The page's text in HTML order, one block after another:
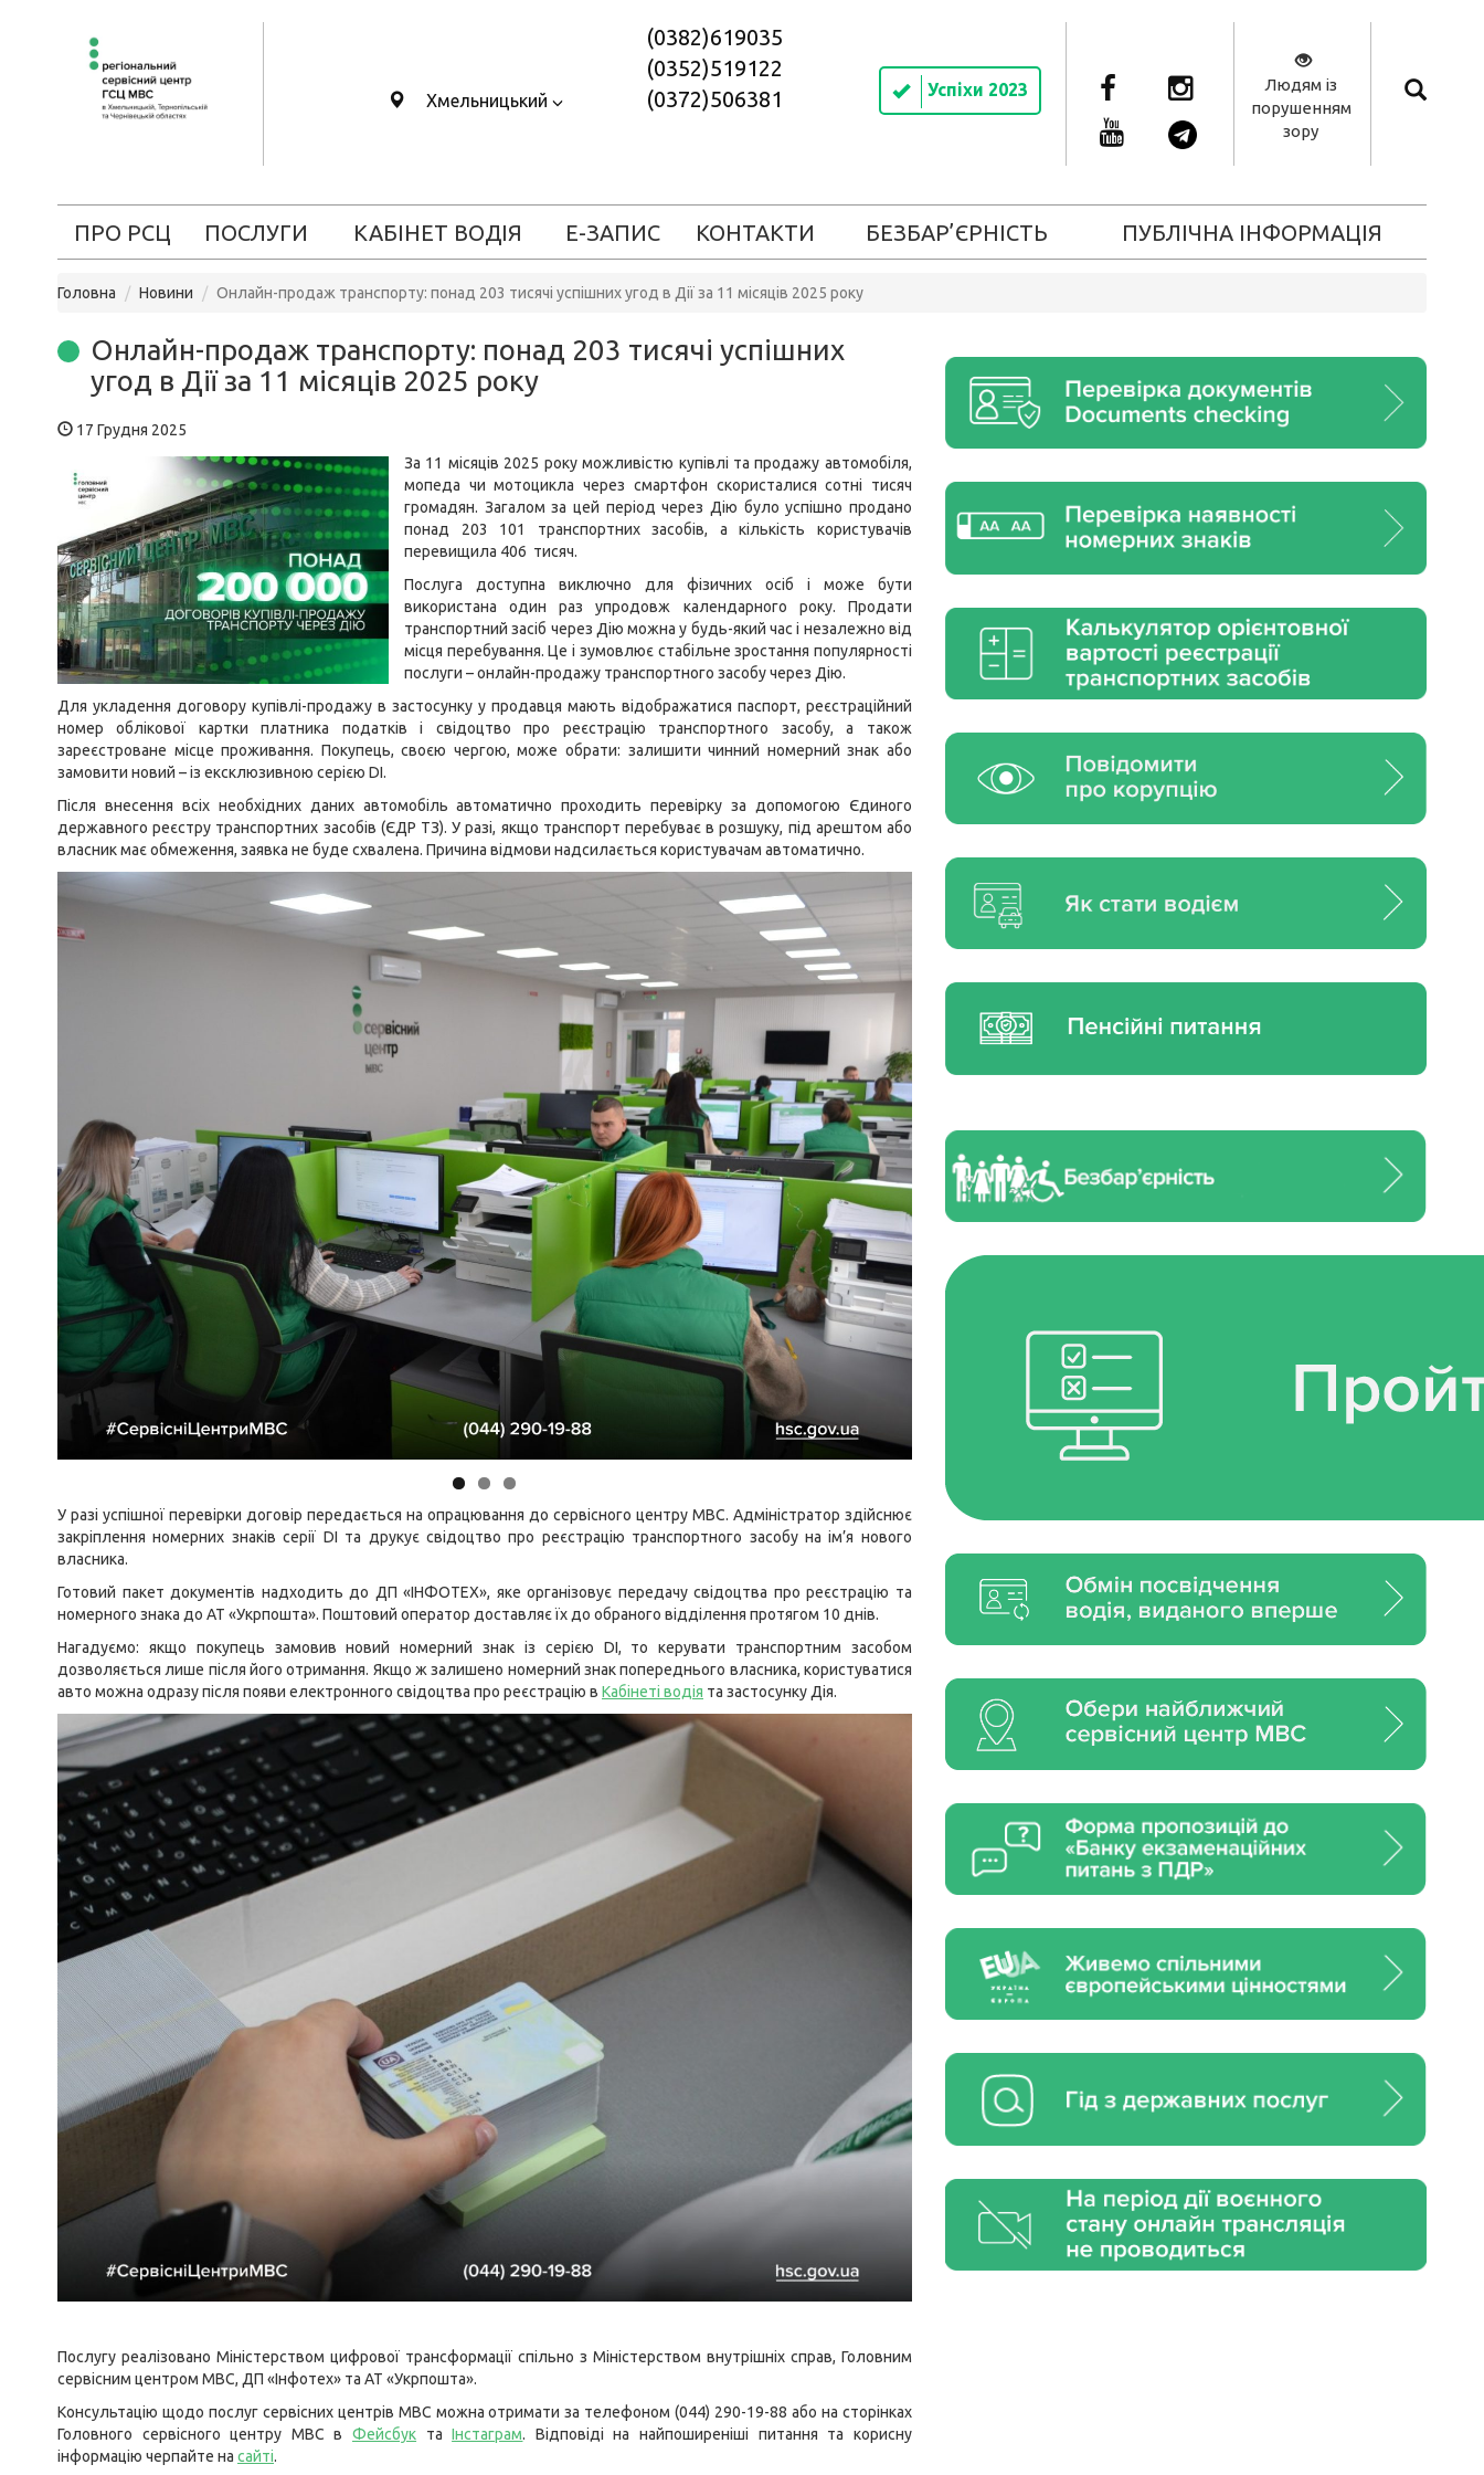
Хмельницький
(0382)619035
(0352)519122
(0372)506381
Успіхи 2023
Людям із
порушенням
зору
ПРО РСЦ ПОСЛУГИ КАБІНЕТ ВОДІЯ Е-ЗАПИС КОНТАКТИ БЕЗБАР’ЄРНІСТЬ ПУБЛІЧНА ІНФОРМАЦІЯ
Головна Новини Онлайн-продаж транспорту: понад 203 тисячі успішних угод в Дії за 11 місяців 2025 року
Онлайн-продаж транспорту: понад 203 тисячі успішних
угод в Дії за 11 місяців 2025 року
17 Грудня 2025
За 11 місяців 2025 року можливістю купівлі та продажу автомобіля,
мопеда чи мотоцикла через смартфон скористалися сотні тисяч
громадян. Загалом за цей період через Дію було успішно продано
понад 203 101 транспортних засобів, а кількість користувачів
перевищила 406 тисяч.
Послуга доступна виключно для фізичних осіб і може бути
використана один раз упродовж календарного року. Продати
транспортний засіб через Дію можна у будь-який час і незалежно від
місця перебування. Це і зумовлює стабільне зростання популярності
послуги – онлайн-продажу транспортного засобу через Дію.
Для укладення договору купівлі-продажу в застосунку у продавця мають відображатися паспорт, реєстраційний
номер облікової картки платника податків і свідоцтво про реєстрацію транспортного засобу, а також
зареєстроване місце проживання. Покупець, своєю чергою, може обрати: залишити чинний номерний знак або
замовити новий – із ексклюзивною серією DI.
Після внесення всіх необхідних даних автомобіль автоматично проходить перевірку за допомогою Єдиного
державного реєстру транспортних засобів (ЄДР ТЗ). У разі, якщо транспорт перебуває в розшуку, під арештом або
власник має обмеження, заявка не буде схвалена. Причина відмови надсилається користувачам автоматично.
У разі успішної перевірки договір передається на опрацювання до сервісного центру МВС. Адміністратор здійснює
закріплення номерних знаків серії DI та друкує свідоцтво про реєстрацію транспортного засобу на ім’я нового
власника.
Готовий пакет документів надходить до ДП «ІНФОТЕХ», яке організовує передачу свідоцтва про реєстрацію та
номерного знака до АТ «Укрпошта». Поштовий оператор доставляє їх до обраного відділення протягом 10 днів.
Нагадуємо: якщо покупець замовив новий номерний знак із серією DI, то керувати транспортним засобом
дозволяється лише після його отримання. Якщо ж залишено номерний знак попереднього власника, користуватися
авто можна одразу після появи електронного свідоцтва про реєстрацію в Кабінеті водія та застосунку Дія.
Послугу реалізовано Міністерством цифрової трансформації спільно з Міністерством внутрішніх справ, Головним
сервісним центром МВС, ДП «Інфотех» та АТ «Укрпошта».
Консультацію щодо послуг сервісних центрів МВС можна отримати за телефоном (044) 290-19-88 або на сторінках
Головного сервісного центру МВС вФейсбук таІнстаграм. Відповіді на найпоширеніші питання та корисну
інформацію черпайте на сайті.